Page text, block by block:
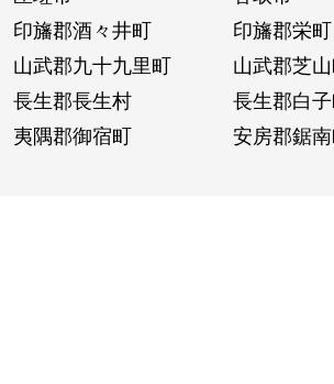
印旛郡酒々井町 印旛郡栄町
山武郡九十九里町 山武郡芝
長生郡長生村 長生郡白
夷隅郡御宿町 安房郡鋸